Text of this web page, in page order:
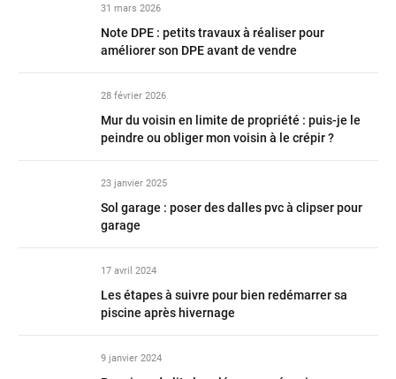
31 mars 2026
Note DPE : petits travaux à réaliser pour
améliorer son DPE avant de vendre
28 février 2026
Mur du voisin en limite de propriété : puis-je le
peindre ou obliger mon voisin à le crépir ?
23 janvier 2025
Sol garage : poser des dalles pvc à clipser pour
garage
17 avril 2024
Les étapes à suivre pour bien redémarrer sa
piscine après hivernage
9 janvier 2024